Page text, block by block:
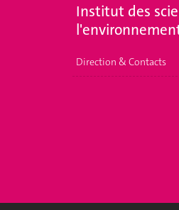
Institut des
Direction & Contacts